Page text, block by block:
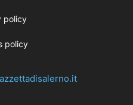
policy
policy